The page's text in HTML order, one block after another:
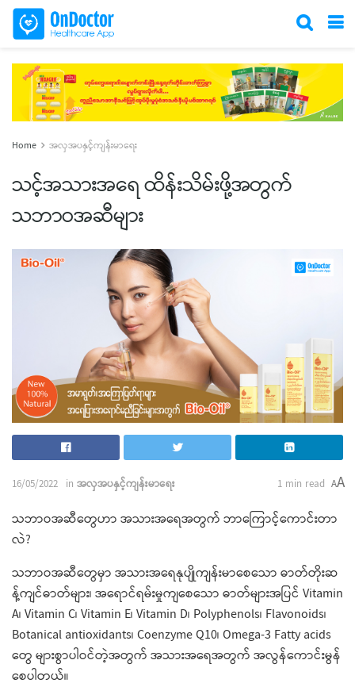
Home အလှအပနှင့်ကျန်းမာရေး
သင့်အသားအရေ ထိန်းသိမ်းဖို့အတွက်
သဘာဝအဆီများ
16/05/2022 in အလှအပနှင့်ကျန်းမာရေး 1 min read AA
သဘာဝအဆီ​တွေဟာ အသားအ​ရေအတွက် ဘာ​ကြောင့်​ကောင်းတာ
လဲ?
သဘာဝအဆီ​တွေမှာ အသားအ​​ရေနုပျိုကျန်းမာ​စေ​သော ဓာတ်တိုးဆ
န့်ကျင်ဓာတ်များ၊ အ​ရောင်ရမ်းမှုကျစေ​သော ဓာတ်များအပြင် Vitamin
A၊ Vitamin C၊ Vitamin E၊ Vitamin D၊ Polyphenols၊ Flavonoids၊
Botanical antioxidants၊ Coenzyme Q10၊ Omega-3 Fatty acids ​
တွေ များစွာပါဝင်တဲ့အတွက် အသားအ​ရေအတွက် အလွန်​ကောင်းမွန်​
စေပါတယ်။